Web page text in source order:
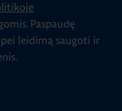
Paspaudę
leidimą saugoti ir